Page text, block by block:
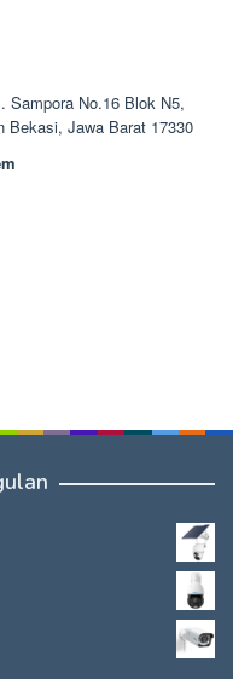
Sampora No.16 Blok N5,
Bekasi, Jawa Barat 17330